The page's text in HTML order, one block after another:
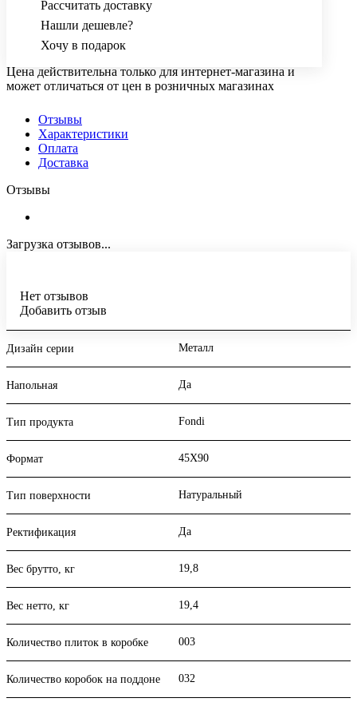
Рассчитать доставку
Нашли дешевле?
Хочу в подарок
Цена действительна только для интернет-магазина и
может отличаться от цен в розничных магазинах
Отзывы
Характеристики
Оплата
Доставка
Отзывы
Загрузка отзывов...
Нет отзывов
Добавить отзыв
Дизайн серии Металл
Напольная Да
Тип продукта Fondi
Формат 45X90
Тип поверхности Натуральный
Ректификация Да
Вес брутто, кг 19,8
Вес нетто, кг 19,4
Количество плиток в коробке 003
Количество коробок на поддоне 032